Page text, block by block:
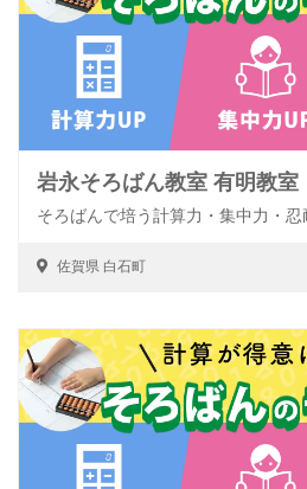
岩永そろばん教室 有明教室
そろばんで培う計算力・集中力・忍
佐賀県 白石町